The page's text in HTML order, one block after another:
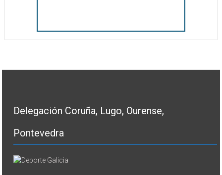
Delegación Coruña, Lugo, Ourense,
Pontevedra